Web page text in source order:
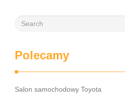
Polecamy
Salon samochodowy Toyota